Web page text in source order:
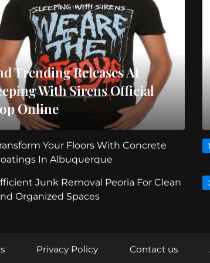
Trending Releases At
With Sirens Official
Online
Your Floors With Concrete
In Albuquerque
Junk Removal Peoria For Clean
Organized Spaces
1
Privacy Policy Contact us